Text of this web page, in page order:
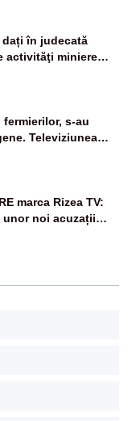
în judecată
s-au
Televiziunea
– LIVE TEXT
marca Rizea TV:
unor noi acuzații